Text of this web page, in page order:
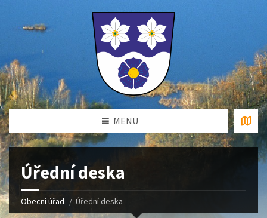
MENU
Úřední deska
Obecní úřad Úřední deska